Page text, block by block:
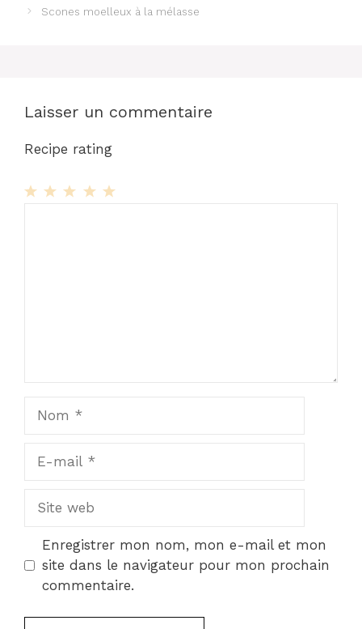
Scones moelleux à la mélasse
Laisser un commentaire
Recipe rating
Site
Enregistrer mon nom, mon e-mail et mon
site dans le navigateur pour mon prochain
commentaire.